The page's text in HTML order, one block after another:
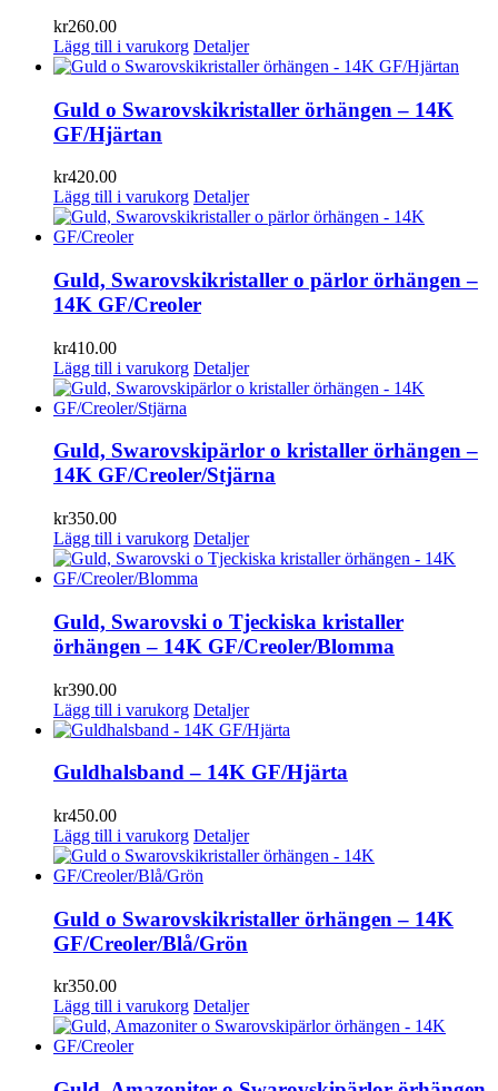
kr260.00
Lägg till i varukorg Detaljer
Guld o Swarovskikristaller örhängen – 14K
GF/Hjärtan
kr420.00
Lägg till i varukorg Detaljer
Guld, Swarovskikristaller o pärlor örhängen –
14K GF/Creoler
kr410.00
Lägg till i varukorg Detaljer
Guld, Swarovskipärlor o kristaller örhängen –
14K GF/Creoler/Stjärna
kr350.00
Lägg till i varukorg Detaljer
Guld, Swarovski o Tjeckiska kristaller
örhängen – 14K GF/Creoler/Blomma
kr390.00
Lägg till i varukorg Detaljer
Guldhalsband – 14K GF/Hjärta
kr450.00
Lägg till i varukorg Detaljer
Guld o Swarovskikristaller örhängen – 14K
GF/Creoler/Blå/Grön
kr350.00
Lägg till i varukorg Detaljer